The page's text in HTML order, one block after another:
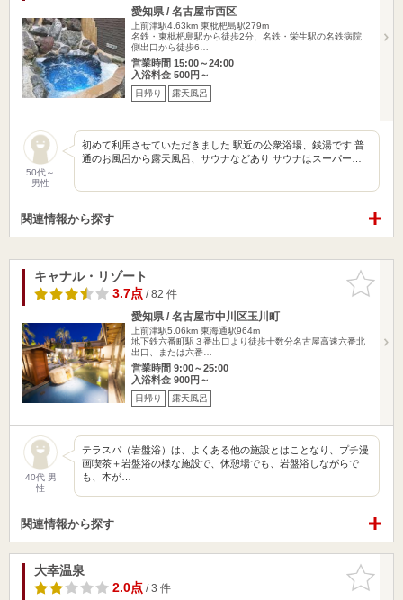
愛知県 / 名古屋市西区
上前津駅4.63km 東枇杷島駅279m
名鉄・東枇杷島駅から徒歩2分、名鉄・栄生駅の名鉄病院
側出口から徒歩6…
営業時間 15:00～24:00
入浴料金 500円～
日帰り 露天風呂
50代～
男性
初めて利用させていただきました 駅近の公衆浴場、銭湯です 普
通のお風呂から露天風呂、サウナなどあり サウナはスーパー…
関連情報から探す
お気に入
りに追加
キャナル・リゾート
3.7点/ 82 件
愛知県 / 名古屋市中川区玉川町
上前津駅5.06km 東海通駅964m
地下鉄六番町駅３番出口より徒歩十数分名古屋高速六番北
出口、または六番…
営業時間 9:00～25:00
入浴料金 900円～
日帰り 露天風呂
40代 男
性
テラスパ（岩盤浴）は、よくある他の施設とはことなり、プチ漫
画喫茶＋岩盤浴の様な施設で、休憩場でも、岩盤浴しながらで
も、本が…
関連情報から探す
お気に入
りに追加
大幸温泉
2.0点/ 3 件